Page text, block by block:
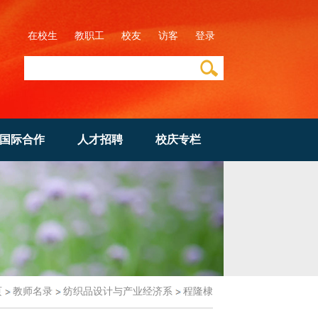
在校生 教职工 校友 访客 登录
际合作 人才招聘 校庆专栏
教师名录 纺织品设计与产业经济系 程隆棣